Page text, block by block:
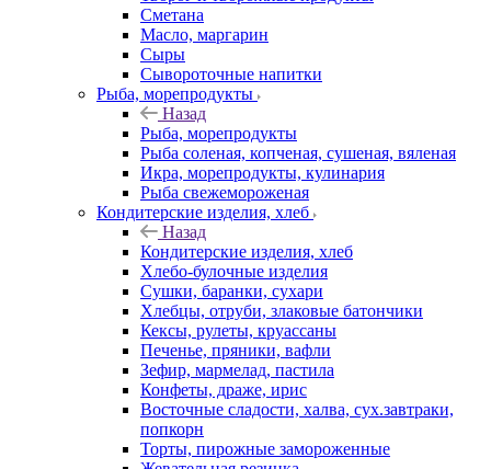
Сметана
Масло, маргарин
Сыры
Сывороточные напитки
Рыба, морепродукты
Назад
Рыба, морепродукты
Рыба соленая, копченая, сушеная, вяленая
Икра, морепродукты, кулинария
Рыба свежемороженая
Кондитерские изделия, хлеб
Назад
Кондитерские изделия, хлеб
Хлебо-булочные изделия
Сушки, баранки, сухари
Хлебцы, отруби, злаковые батончики
Кексы, рулеты, круассаны
Печенье, пряники, вафли
Зефир, мармелад, пастила
Конфеты, драже, ирис
Восточные сладости, халва, сух.завтраки,
попкорн
Торты, пирожные замороженные